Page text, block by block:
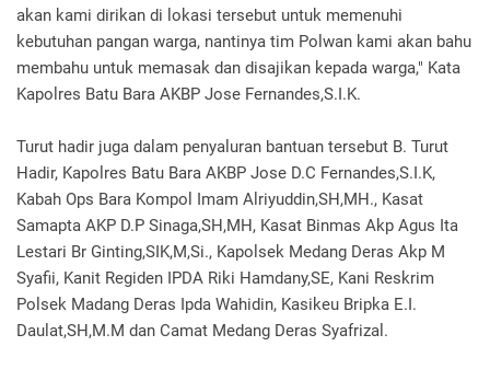
akan kami dirikan di lokasi tersebut untuk memenuhi
kebutuhan pangan warga, nantinya tim Polwan kami akan bahu
membahu untuk memasak dan disajikan kepada warga," Kata
Kapolres Batu Bara AKBP Jose Fernandes,S.I.K.
Turut hadir juga dalam penyaluran bantuan tersebut B. Turut
Hadir, Kapolres Batu Bara AKBP Jose D.C Fernandes,S.I.K,
Kabah Ops Bara Kompol Imam Alriyuddin,SH,MH., Kasat
Samapta AKP D.P Sinaga,SH,MH, Kasat Binmas Akp Agus Ita
Lestari Br Ginting,SIK,M,Si., Kapolsek Medang Deras Akp M
Syafii, Kanit Regiden IPDA Riki Hamdany,SE, Kani Reskrim
Polsek Madang Deras Ipda Wahidin, Kasikeu Bripka E.I.
Daulat,SH,M.M dan Camat Medang Deras Syafrizal.